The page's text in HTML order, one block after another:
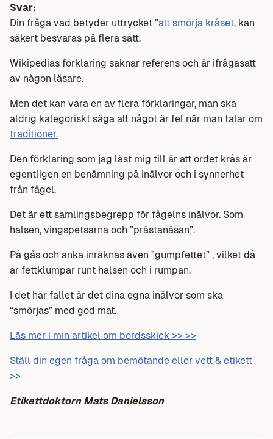
Svar:
Din fråga vad betyder uttrycket ”att smörja kråset, kan
säkert besvaras på flera sätt.
Wikipedias förklaring saknar referens och är ifrågasatt
av någon läsare.
Men det kan vara en av flera förklaringar, man ska
aldrig kategoriskt säga att något är fel när man talar om
traditioner.
Den förklaring som jag läst mig till är att ordet krås är
egentligen en benämning på inälvor och i synnerhet
från fågel.
Det är ett samlingsbegrepp för fågelns inälvor. Som
halsen, vingspetsarna och ”prästanäsan”.
På gås och anka inräknas även ”gumpfettet” , vilket då
är fettklumpar runt halsen och i rumpan.
I det här fallet är det dina egna inälvor som ska
“smörjas” med god mat.
Läs mer i min artikel om bordsskick >> >>
Ställ din egen fråga om bemötande eller vett & etikett
>>
Etikettdoktorn Mats Danielsson